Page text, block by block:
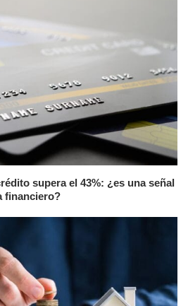
supera el 43%: ¿es una señal
financiero?